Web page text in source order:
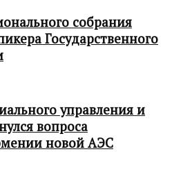
собрания
Государственного
управления и
вопроса
новой АЭС